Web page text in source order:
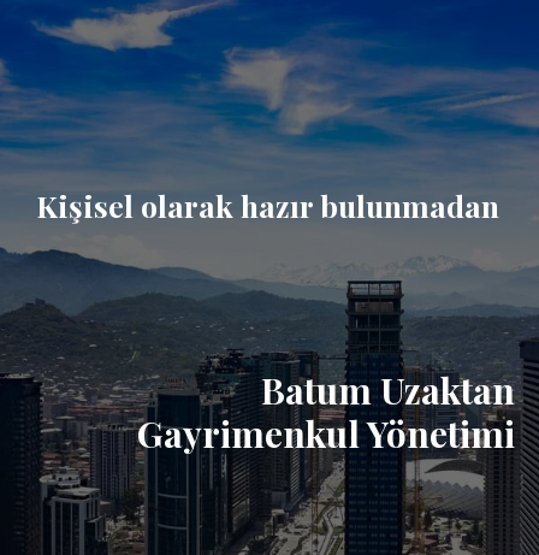
Kişisel olarak hazır bulunmadan
Batum Uzaktan
Gayrimenkul Yönetimi